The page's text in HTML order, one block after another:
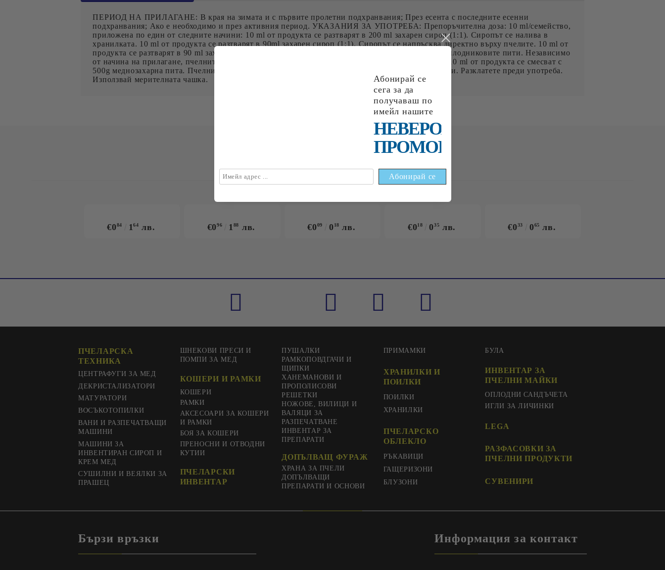
ПЕРИОД НА ПРИЛАГАНЕ: В края на зимата и с първите пролетни подхранвания; През есента с последните есенни
подхранвания; Ако е необходимо и през активния период. УКАЗАНИЯ ЗА УПОТРЕБА: Препоръчителна доза: 10 ml/семейство,
приложена по един от следните начини: 10 ml от продукта се разтварят в 200 ml захарен сироп (1:1). Сиропът се налива в
хранилката. 10 ml от продукта се разтварят в 90ml захарен сироп (1:1). Сиропът се напръсква директно върху пчелите. 10 ml от
продукта се разтварят в 90 ml захарен сироп (1:1). Сиропът се накапва върху горните летви на плодниковите пити. Независимо
от начина на прилагане, пчелните семейства се третират2 – 4 пъти през интервал от 5 – 7 дни. 10 ml от продукта се смесват с
500g меднозахарна пита. Пчелните семейства се подхранват 2-3 пъти през интервал от 10-14 дни. Разклатете преди употреба.
Използвай мерителната чашка.
€084 164 лв. €096 188 лв. €009 018 лв. €018 035 лв. €033 065 лв.
ПЧЕЛАРСКА
ТЕХНИКА
ЦЕНТРАФУГИ ЗА МЕД
ДЕКРИСТАЛИЗАТОРИ
МАТУРАТОРИ
ВОСЪКОТОПИЛКИ
ВАНИ И РАЗПЕЧАТВАЩИ
МАШИНИ
МАШИНИ ЗА
ИНВЕНТИРАН СИРОП И
КРЕМ МЕД
СУШИЛНИ И ВЕЯЛКИ ЗА
ПРАШЕЦ
ШНЕКОВИ ПРЕСИ И
ПОМПИ ЗА МЕД
КОШЕРИ И РАМКИ
КОШЕРИ
РАМКИ
АКСЕСОАРИ ЗА КОШЕРИ
И РАМКИ
БОЯ ЗА КОШЕРИ
ПРЕНОСНИ И ОТВОДНИ
КУТИИ
ПЧЕЛАРСКИ
ИНВЕНТАР
ПУШАЛКИ
РАМКОПОВДГАЧИ И
ЩИПКИ
ХАНЕМАНОВИ И
ПРОПОЛИСОВИ
РЕШЕТКИ
НОЖОВЕ, ВИЛИЦИ И
ВАЛЯЦИ ЗА
РАЗПЕЧАТВАНЕ
ИНВЕНТАР ЗА
ПРЕПАРАТИ
ДОПЪЛВАЩ ФУРАЖ
ХРАНА ЗА ПЧЕЛИ
ДОПЪЛВАЩИ
ПРЕПАРАТИ И ОСНОВИ
ПРИМАМКИ
ХРАНИЛКИ И
ПОИЛКИ
ПОИЛКИ
ХРАНИЛКИ
ПЧЕЛАРСКО
ОБЛЕКЛО
РЪКАВИЦИ
ГАЩЕРИЗОНИ
БЛУЗОНИ
БУЛА
ИНВЕНТАР ЗА
ПЧЕЛНИ МАЙКИ
ОПЛОДНИ САНДЪЧЕТА
ИГЛИ ЗА ЛИЧИНКИ
LEGA
РАЗФАСОВКИ ЗА
ПЧЕЛНИ ПРОДУКТИ
СУВЕНИРИ
Бързи връзки Информация за контакт
Абонирай се
сега за да
получаваш по
имейл нашите
НЕВЕРОЯТНИ
ПРОМОЦИИ!